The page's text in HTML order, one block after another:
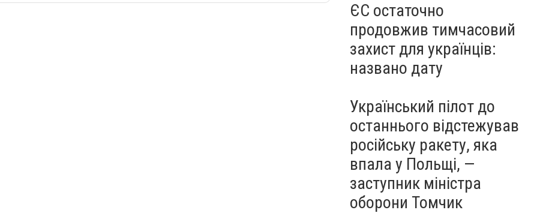
ЄС остаточно
продовжив тимчасовий
захист для українців:
названо дату
Український пілот до
останнього відстежував
російську ракету, яка
впала у Польщі, —
заступник міністра
оборони Томчик